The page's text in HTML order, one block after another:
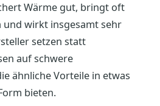
Wärme gut, bringt oft
und wirkt insgesamt sehr
setzen statt
auf schwere
ähnliche Vorteile in etwas
bieten.